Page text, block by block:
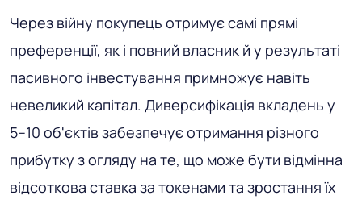
Через війну покупець отримує самі прямі
преференції, як і повний власник й у результаті
пасивного інвестування примножує навіть
невеликий капітал. Диверсифікація вкладень у
5–10 об'єктів забезпечує отримання різного
прибутку з огляду на те, що може бути відмінна
відсоткова ставка за токенами та зростання їх